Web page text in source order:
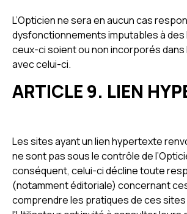
L’Opticien ne sera en aucun cas
dysfonctionnements imputables à des
ceux-ci soient ou non incorporés dans
avec celui-ci.
ARTICLE 9. LIEN
Les sites ayant un lien hypertexte
ne sont pas sous le contrôle de
conséquent, celui-ci décline toute
(notamment éditoriale) concernant
comprendre les pratiques de ces